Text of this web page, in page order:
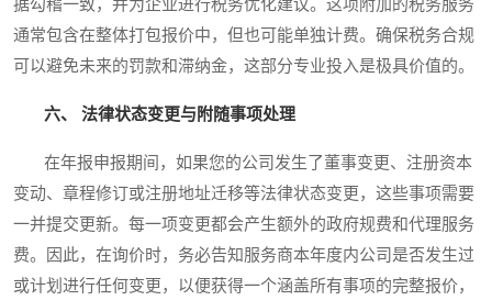
据勾稽一致，并为企业进行税务优化建议。这项附加的税务服务
通常包含在整体打包报价中，但也可能单独计费。确保税务合规
可以避免未来的罚款和滞纳金，这部分专业投入是极具价值的。
六、 法律状态变更与附随事项处理
在年报申报期间，如果您的公司发生了董事变更、注册资本
变动、章程修订或注册地址迁移等法律状态变更，这些事项需要
一并提交更新。每一项变更都会产生额外的政府规费和代理服务
费。因此，在询价时，务必告知服务商本年度内公司是否发生过
或计划进行任何变更，以便获得一个涵盖所有事项的完整报价，